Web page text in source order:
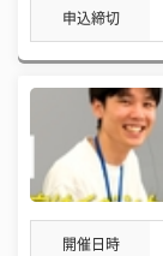
申込締切
開催日時